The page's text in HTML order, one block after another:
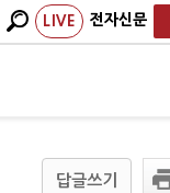
LIVE 전자신문
답글쓰기